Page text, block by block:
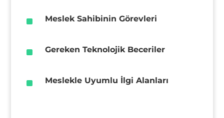
^ Meslek Sahibinin Görevleri
^ Gereken Teknolojik Beceriler
^ Meslekle Uyumlu İlgi Alanları